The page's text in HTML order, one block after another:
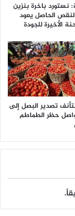
نستورد باخرة بنزين
الحاصل يعود
الأخيرة للجودة
تصدير البصل إلى
حظر الطماطم